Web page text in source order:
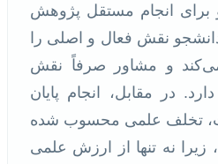
برای انجام مستقل پژوهش
نقش فعال و اصلی را
می‌کند و مشاور صرفاً نقش
در مقابل، انجام پایان
تخلف علمی محسوب شده
زیرا نه تنها از ارزش علمی